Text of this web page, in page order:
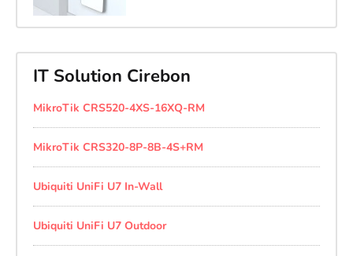
IT Solution Cirebon
MikroTik CRS520-4XS-16XQ-RM
MikroTik CRS320-8P-8B-4S+RM
Ubiquiti UniFi U7 In-Wall
Ubiquiti UniFi U7 Outdoor